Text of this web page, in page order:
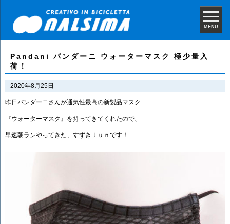
MENU
Pandani パンダーニ ウォーターマスク 極少量入
荷！
2020年8月25日
昨日パンダーニさんが通気性最高の新製品マスク
『ウォーターマスク』を持ってきてくれたので、
早速朝ランやってきた、すずきＪｕｎです！